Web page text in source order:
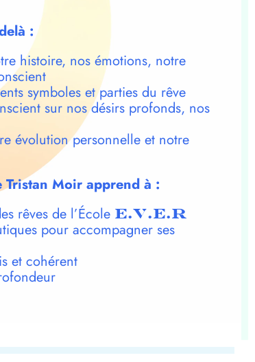
:
histoire, nos émotions, notre
symboles et parties du rêve
sur nos désirs profonds, nos
évolution personnelle et notre
Tristan Moir apprend à :
rêves de l’École E.V.E.R
pour accompagner ses
et cohérent